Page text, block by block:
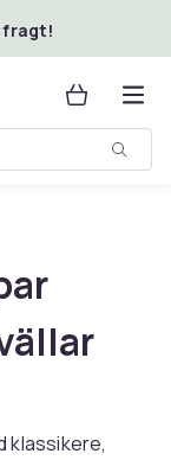
fragt!
klassikere,